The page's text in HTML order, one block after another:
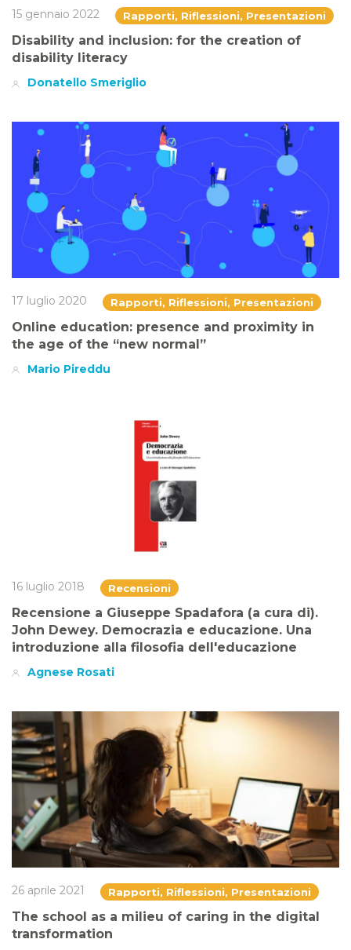
15 gennaio 2022 Rapporti, Riflessioni, Presentazioni
Disability and inclusion: for the creation of
disability literacy
Donatello Smeriglio
17 luglio 2020 Rapporti, Riflessioni, Presentazioni
Online education: presence and proximity in
the age of the “new normal”
Mario Pireddu
16 luglio 2018 Recensioni
Recensione a Giuseppe Spadafora (a cura di).
John Dewey. Democrazia e educazione. Una
introduzione alla filosofia dell'educazione
Agnese Rosati
26 aprile 2021 Rapporti, Riflessioni, Presentazioni
The school as a milieu of caring in the digital
transformation